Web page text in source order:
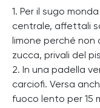
1. Per il sugo
centrale, affettali
limone perché non
zucca, privali del
2. In una padella
carciofi. Versa
fuoco lento per 15